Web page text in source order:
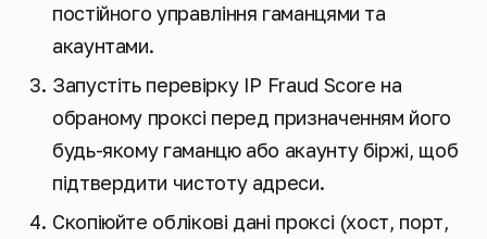
постійного управління гаманцями та
акаунтами.
Запустіть перевірку IP Fraud Score на
обраному проксі перед призначенням його
будь-якому гаманцю або акаунту біржі, щоб
підтвердити чистоту адреси.
Скопіюйте облікові дані проксі (хост, порт,